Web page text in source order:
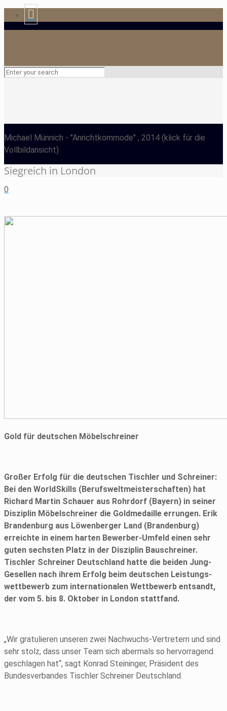
Michael Münnich - "Anrichtkommode" , 2014 (klick für die
Vollbildansicht)
Siegreich in London
0
Gold für deutschen Möbelschreiner
Großer Erfolg für die deutschen Tischler und Schreiner:
Bei den WorldSkills (Berufsweltmeisterschaften) hat
Richard Martin Schauer aus Rohrdorf (Bayern) in seiner
Disziplin Möbelschreiner die Goldmedaille errungen. Erik
Brandenburg aus Löwenberger Land (Brandenburg)
erreichte in einem harten Bewerber-Umfeld einen sehr
guten sechsten Platz in der Disziplin Bauschreiner.
Tischler Schreiner Deutschland hatte die beiden Jung-
Gesellen nach ihrem Erfolg beim deutschen Leistungs­
wettbewerb zum internationalen Wettbewerb entsandt,
der vom 5. bis 8. Oktober in London stattfand.
„Wir gratulieren unseren zwei Nachwuchs-Vertretern und sind
sehr stolz, dass unser Team sich abermals so hervorragend
geschla­gen hat“, sagt Konrad Steininger, Präsident des
Bundesverbandes Tischler Schreiner Deutschland.